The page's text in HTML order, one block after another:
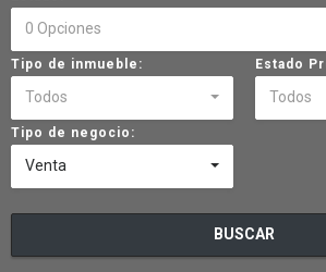
0 Opciones
Tipo de inmueble:
Todos
Estado
Todos
Tipo de negocio:
Venta
BUSCAR